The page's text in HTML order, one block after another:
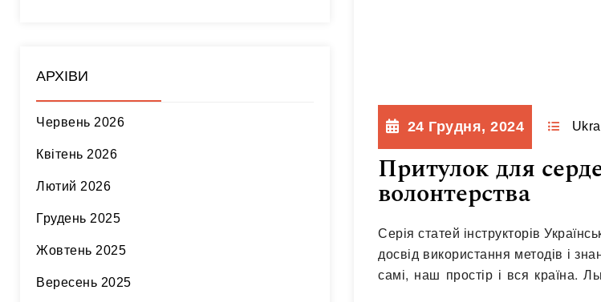
АРХІВИ
Червень 2026
Квітень 2026
Лютий 2026
Грудень 2025
Жовтень 2025
Вересень 2025
24 Грудня, 2024
Притулок для
волонтерства
Серія статей інструкторів
досвід використання методів і
самі, наш простір і вся країна.